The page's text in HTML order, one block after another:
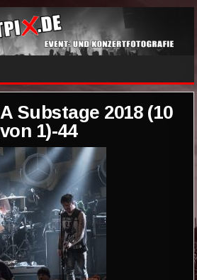
Substage 2018 (10
von 1)-44